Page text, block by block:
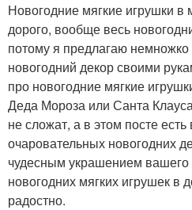
Новогодние мягкие игрушки в
дорого, вообще весь
потому я предлагаю
новогодний декор своими
про новогодние мягкие
Деда Мороза или Санта
не сложат, а в этом посте
очаровательных новогодних
чудесным украшением вашего
новогодних мягких игрушек в
радостно.